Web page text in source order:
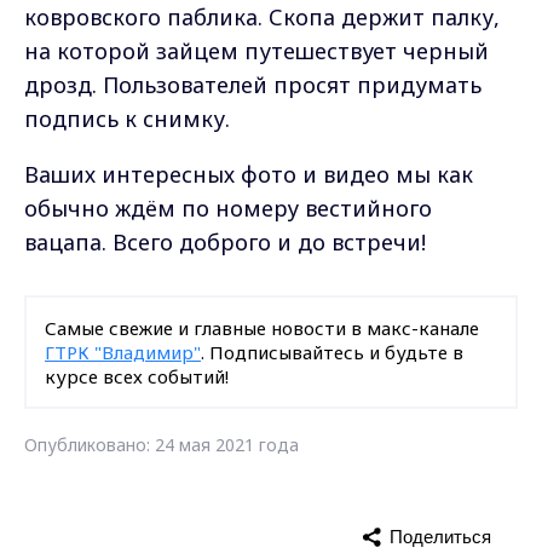
ковровского паблика. Скопа держит палку,
на которой зайцем путешествует черный
дрозд. Пользователей просят придумать
подпись к снимку.
Ваших интересных фото и видео мы как
обычно ждём по номеру вестийного
вацапа. Всего доброго и до встречи!
Самые свежие и главные новости в макс-канале
ГТРК "Владимир". Подписывайтесь и будьте в
курсе всех событий!
Опубликовано: 24 мая 2021 года
Поделиться